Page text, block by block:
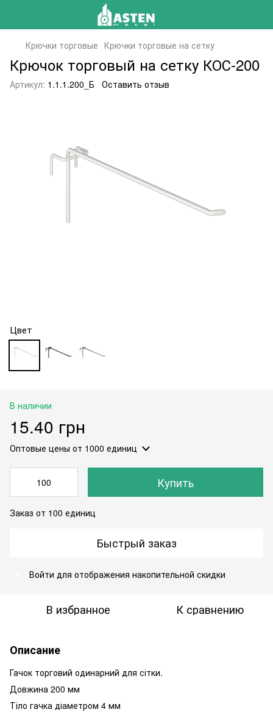
Крючки торговые Крючки торговые на сетку
Крючок торговый на сетку КОС-200
Артикул: 1.1.1.200_Б Оставить отзыв
Цвет
В наличии
15.40 грн
Оптовые цены от 1000 единиц
Купить
Заказ от 100 единиц
Быстрый заказ
Войти для отображения накопительной скидки
В избранное К сравнению
Описание
Гачок торговий одинарний для сітки.
Довжина 200 мм
Тіло гачка діаметром 4 мм